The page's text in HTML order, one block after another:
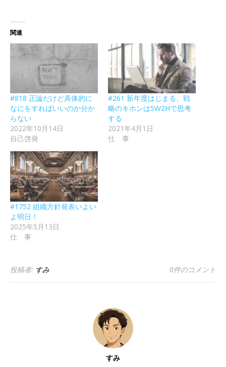
関連
#818 正論だけど具体的に
なにをすればいいのか分か
らない
2022年10月14日
自己啓発
#261 新年度はじまる、戦
略のキホンは5W2Hで思考
する
2021年4月1日
仕 事
#1752 組織方針発表いよい
よ明日！
2025年5月13日
仕 事
投稿者: すみ 0件のコメント
すみ